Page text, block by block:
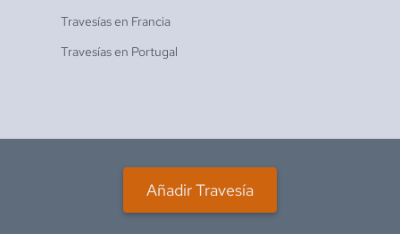
Travesías en Francia
Travesías en Portugal
Añadir Travesía